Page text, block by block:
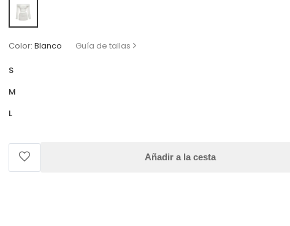
Color: Blanco Guía de tallas
S
M
L
Añadir a la cesta